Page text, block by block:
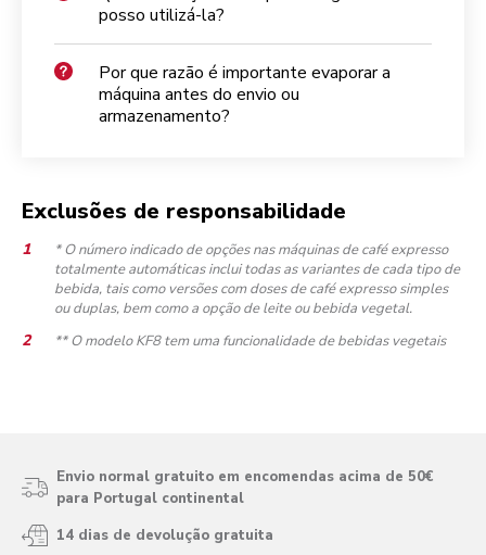
posso utilizá-la?
Por que razão é importante evaporar a
máquina antes do envio ou
armazenamento?
Exclusões de responsabilidade
* O número indicado de opções nas máquinas de café expresso
totalmente automáticas inclui todas as variantes de cada tipo de
bebida, tais como versões com doses de café expresso simples
ou duplas, bem como a opção de leite ou bebida vegetal.
** O modelo KF8 tem uma funcionalidade de bebidas vegetais
Envio normal gratuito em encomendas acima de 50€
para Portugal continental
14 dias de devolução gratuita